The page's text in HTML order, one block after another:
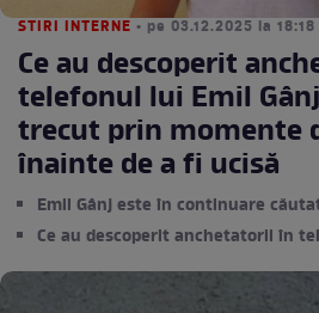
STIRI INTERNE • pe 03.12.2025 la 18:18
Ce au descoperit
telefonul lui Emil
trecut prin momente
înainte de a fi ucisă
Emil Gânj este în continuare
Ce au descoperit anchetatorii în